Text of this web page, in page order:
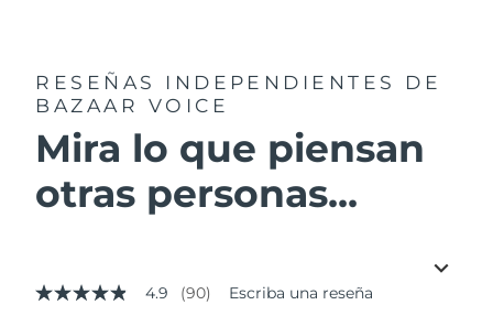
RESEÑAS INDEPENDIENTES
DE
BAZAAR VOICE
Mira lo que piensan
otras personas...
4.9
4.9 (90) Escriba una reseña